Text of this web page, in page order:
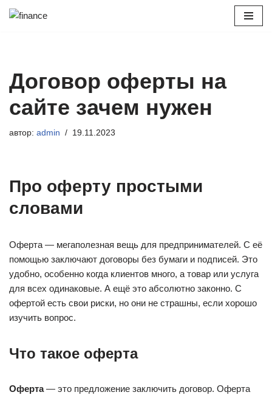
Договор оферты на
сайте зачем нужен
автор: admin 19.11.2023
Про оферту простыми
словами
Оферта — мегаполезная вещь для предпринимателей. С её
помощью заключают договоры без бумаги и подписей. Это
удобно, особенно когда клиентов много, а товар или услуга
для всех одинаковые. А ещё это абсолютно законно. С
офертой есть свои риски, но они не страшны, если хорошо
изучить вопрос.
Что такое оферта
Оферта— это предложение заключить договор. Оферта